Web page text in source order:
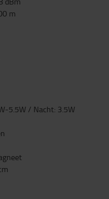
m
5.5W / Nacht: 3.5W